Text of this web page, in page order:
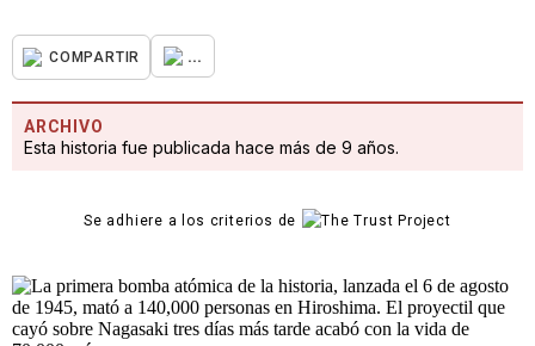
COMPARTIR ...
ARCHIVO
Esta historia fue publicada hace más de 9 años.
Se adhiere a los criterios de